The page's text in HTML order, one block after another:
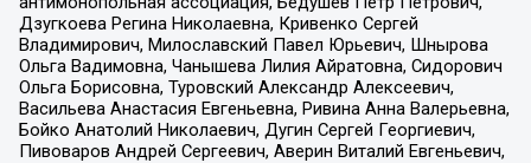
Дзугкоева Регина Николаевна, Кривенко Сергей
Владимирович, Милославский Павел Юрьевич, Шнырова
Ольга Вадимовна, Чанышева Лилия Айратовна, Сидорович
Ольга Борисовна, Туровский Александр Алексеевич,
Васильева Анастасия Евгеньевна, Ривина Анна Валерьевна,
Бойко Анатолий Николаевич, Дугин Сергей Георгиевич,
Пивоваров Андрей Сергеевич, Аверин Виталий Евгеньевич,